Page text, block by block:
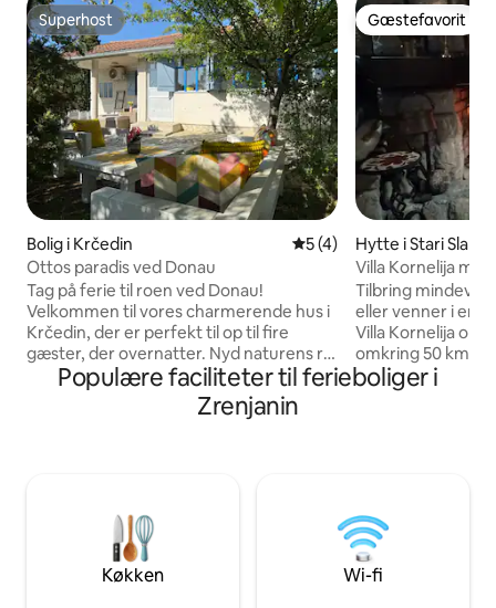
Superhost
Superhost
Bolig i Krčedin 5 ud af 5 i gennemsnitlig
5 (4)
Ottos paradis ved Donau
Tag på ferie til roen ved Donau!
Velkommen til vores charmerende hus i
Krčedin, der er perfekt til op til fire
gæster, der overnatter. Nyd naturens ro
i en rummelig have med grill, en smuk
privat terrasse og et hyggeligt,
skyggefuldt siddeområde, der er
mellem Beograd og Novi Sad er det det
perfekte fristed, hvor du kan slappe af
og opleve Donaus skønhed.
Gæstefavorit
Gæstefavorit
Hytte i Stari
Villa Kornelija
Tilbring
eller venner i en
Villa Kornelija
omkring 50 km
flodens bred,
med verden
ejendommen,
floden.
inkluderet.
Populære faciliteter til ferieboliger i
Zrenjanin
Køkken Wi-fi